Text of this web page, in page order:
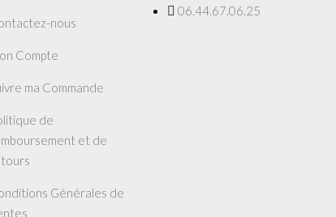
nous
Compte
ma Commande
de
et de
Générales de
06.44.67.06.25